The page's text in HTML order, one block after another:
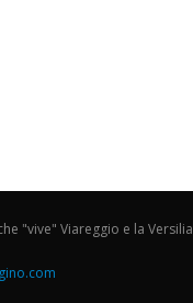
"vive" Viareggio e la Versilia